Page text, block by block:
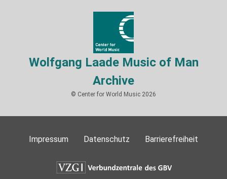
Wolfgang Laade Music of Man
Archive
© Center for World Music 2026
Impressum Datenschutz Barrierefreiheit